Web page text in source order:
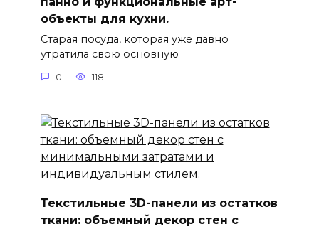
объекты для кухни.
Старая посуда, которая уже давно
утратила свою основную
0 118
Текстильные 3D-панели из остатков
ткани: объемный декор стен с